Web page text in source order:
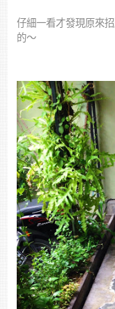
仔細一看才發現原來
的～